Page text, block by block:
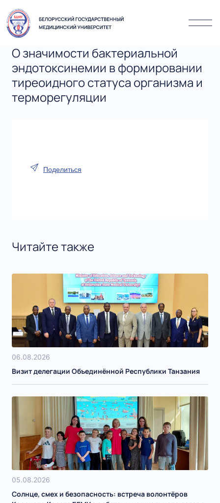
О значимости бактериальной
эндотоксинемии в формировании
тиреоидного статуса организма и
терморегуляции
Поделиться
Читайте также
06.08.2026
Визит делегации Объединённой Республики Танзания
05.08.2026
Солнце, смех и безопасность: встреча волонтёров